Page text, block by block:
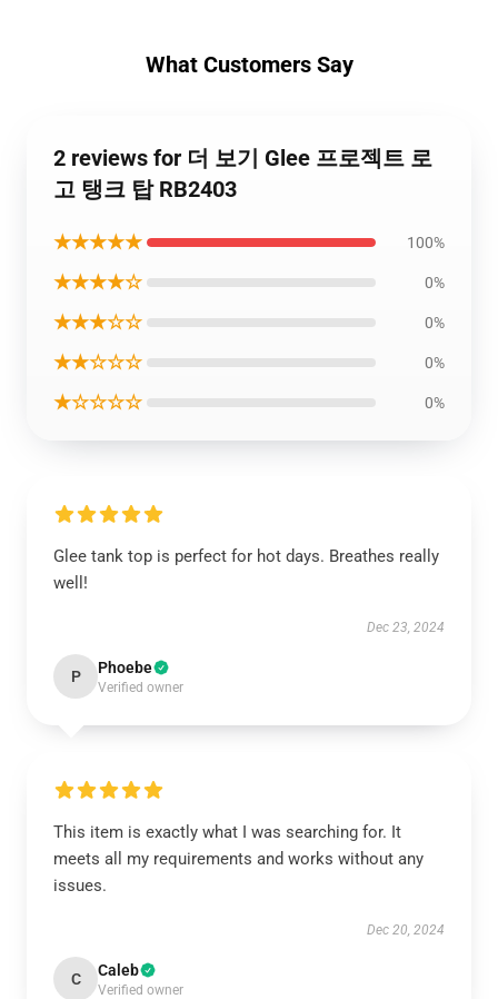
What Customers Say
2 reviews for 더 보기 Glee 프로젝트 로
고 탱크 탑 RB2403
★★★★★ 100%
★★★★☆ 0%
★★★☆☆ 0%
★★☆☆☆ 0%
★☆☆☆☆ 0%
Glee tank top is perfect for hot days. Breathes really
well!
Dec 23, 2024
P Phoebe
Verified owner
This item is exactly what I was searching for. It
meets all my requirements and works without any
issues.
Dec 20, 2024
C Caleb
Verified owner